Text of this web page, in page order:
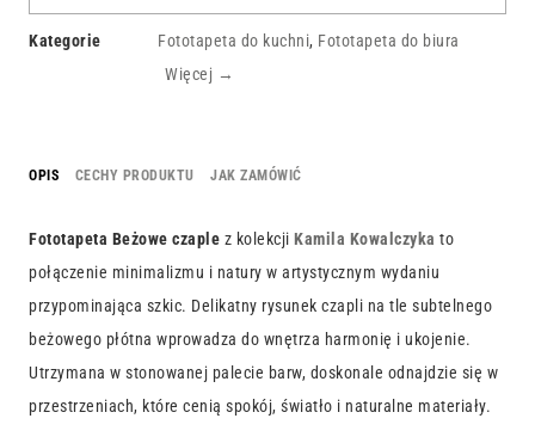
OPIS CECHY PRODUKTU JAK ZAMÓWIĆ
Fototapeta Beżowe czaple z kolekcji Kamila Kowalczyka to
połączenie minimalizmu i natury w artystycznym wydaniu
przypominająca szkic. Delikatny rysunek czapli na tle subtelnego
beżowego płótna wprowadza do wnętrza harmonię i ukojenie.
Utrzymana w stonowanej palecie barw, doskonale odnajdzie się w
przestrzeniach, które cenią spokój, światło i naturalne materiały.
Kategorie Fototapeta do kuchni, Fototapeta do biura
Więcej →